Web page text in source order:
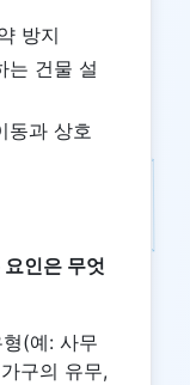
방지
는 건물 설
동과 상호
인은 무엇
(예: 사무
구의 유무,